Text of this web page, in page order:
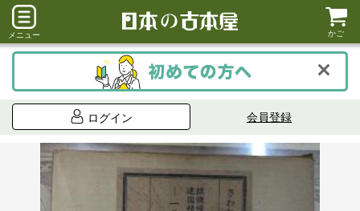
メニュー かご
ログイン 会員登録